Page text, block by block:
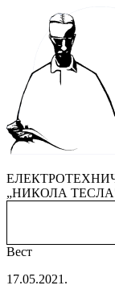
„НИКОЛА
Вест
17.05.2021.